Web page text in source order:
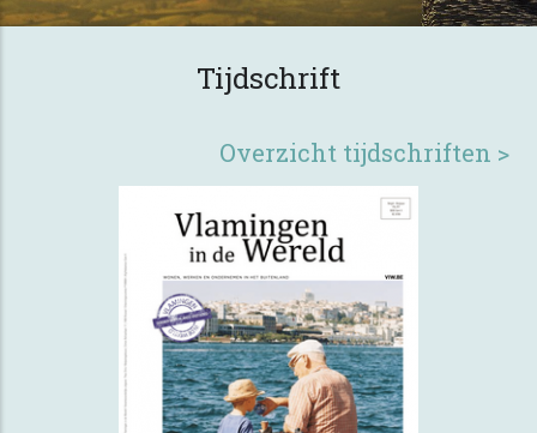
Tijdschrift
Overzicht tijdschriften >